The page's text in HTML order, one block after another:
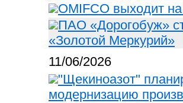
OMIFCO выходит
ПАО «Дорогобуж»
«Золотой Меркурий»
11/06/2026
"Щекиноазот"
модернизацию